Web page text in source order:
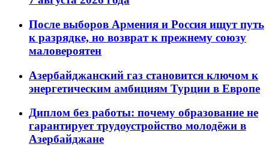
После выборов Армения и Россия ищут путь
к разрядке, но возврат к прежнему союзу
маловероятен
Азербайджанский газ становится ключом к
энергетическим амбициям Турции в Европе
Диплом без работы: почему образование не
гарантирует трудоустройство молодёжи в
Азербайджане